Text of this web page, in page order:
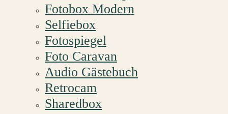
Fotobox Modern
Selfiebox
Fotospiegel
Foto Caravan
Audio Gästebuch
Retrocam
Sharedbox